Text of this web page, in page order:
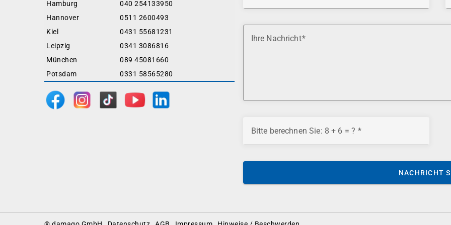
Hamburg
040 254133950
Hannover
0511 2600493
Kiel
0431 55681231
Leipzig
0341 3086816
München
089 45081660
Potsdam
0331 58565280
Ihre Nachricht
Bitte berechnen Sie: 8 + 6 = ?
NACHRICHT
Footer